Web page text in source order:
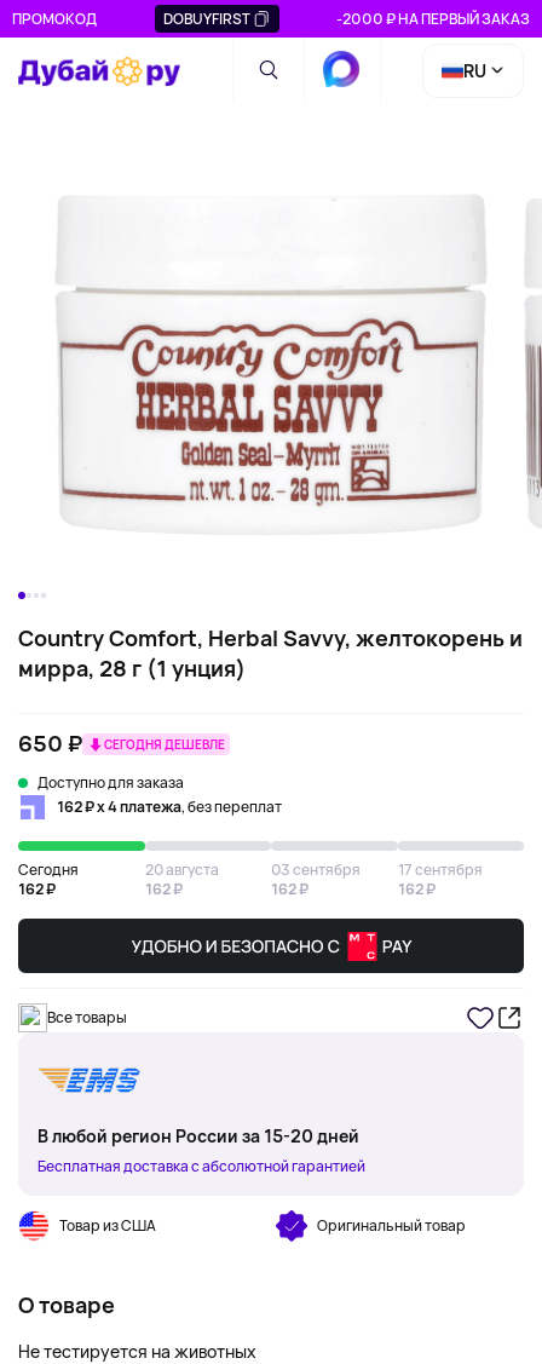
ПРОМОКОД DOBUYFIRST -2000 ₽ НА ПЕРВЫЙ ЗАКАЗ
RU
Country Comfort, Herbal Savvy, желтокорень и
мирра, 28 г (1 унция)
650 ₽ СЕГОДНЯ ДЕШЕВЛЕ
Доступно для заказа
162 ₽ х 4 платежа, без переплат
Сегодня
162 ₽
20 августа
162 ₽
03 сентября
162 ₽
17 сентября
162 ₽
Все товары
В любой регион России за 15-20 дней
Бесплатная доставка с абсолютной гарантией
Товар из США Оригинальный товар
О товаре
Не тестируется на животных